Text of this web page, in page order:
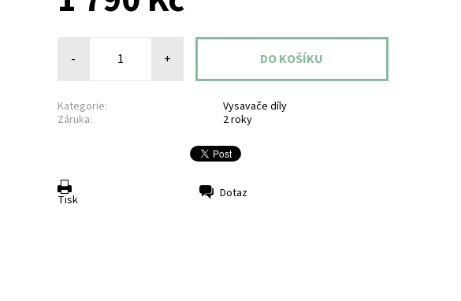
- +
Kategorie:
Vysavače díly
Záruka:
2 roky
Tisk Dotaz